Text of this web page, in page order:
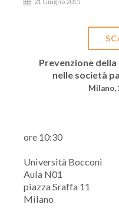
Prevenzione
nelle società
Milano,
ore 10:30
Università Bocconi
Aula N01
piazza Sraffa 11
Milano